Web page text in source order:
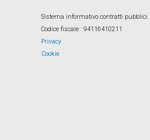
Sistema informativo contratti pubblici
Codice fiscale : 94116410211
Privacy
Cookie